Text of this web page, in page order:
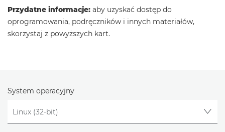
Przydatne informacje: aby uzyskać dostęp do
oprogramowania, podręczników i innych materiałów,
skorzystaj z powyższych kart.
System operacyjny